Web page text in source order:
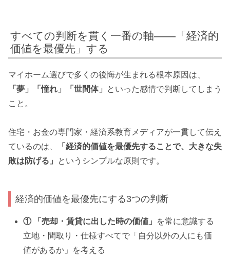
すべての判断を貫く一番の軸——「経済的
価値を最優先」する
マイホーム選びで多くの後悔が生まれる根本原因は、
「夢」「憧れ」「世間体」
といった感情で判断してしまう
こと。
住宅・お金の専門家・経済系教育メディアが一貫して伝え
ているのは、
「経済的価値を最優先することで、大きな失
敗は防げる」
というシンプルな原則です。
経済的価値を最優先にする3つの判断
① 「売却・賃貸に出した時の価値」
を常に意識する
立地・間取り・仕様すべてで「自分以外の人にも価
値があるか」を考える